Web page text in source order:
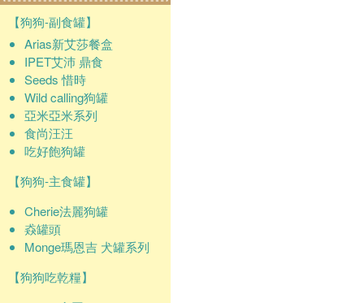
【狗狗-副食罐】
Arias新艾莎餐盒
IPET艾沛 鼎食
Seeds 惜時
Wild calling狗罐
亞米亞米系列
食尚汪汪
吃好飽狗罐
【狗狗-主食罐】
Cherie法麗狗罐
猋罐頭
Monge瑪恩吉 犬罐系列
【狗狗吃乾糧】